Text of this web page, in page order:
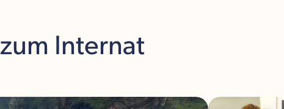
zum Internat